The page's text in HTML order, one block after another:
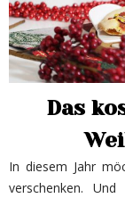
Das
In diesem Jahr
verschenken.